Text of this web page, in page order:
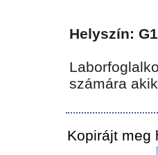
Helyszín:
számára
Kopirájt meg